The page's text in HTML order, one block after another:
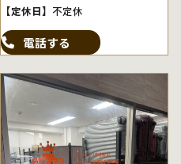
【定休日】 不定休
電話する